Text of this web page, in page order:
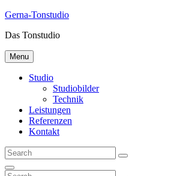
Gerna-Tonstudio
Das Tonstudio
Menu
Studio
Studiobilder
Technik
Leistungen
Referenzen
Kontakt